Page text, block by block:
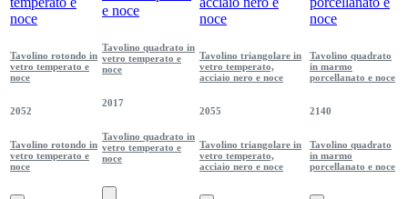
Tavolino rotondo in
vetro temperato e
noce
2052
Tavolino rotondo in
vetro temperato e
noce
Tavolino quadrato in
vetro temperato e
noce
2017
Tavolino quadrato in
vetro temperato e
noce
Tavolino triangolare in
vetro temperato,
acciaio nero e noce
2055
Tavolino triangolare in
vetro temperato,
acciaio nero e noce
Tavolino quadrato
in marmo
porcellanato e noce
2140
Tavolino quadrato
in marmo
porcellanato e noce